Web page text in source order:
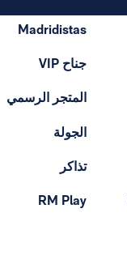
Madridistas
جناح VIP
المتجر الرسمي
الجولة
تذاكر
RM Play